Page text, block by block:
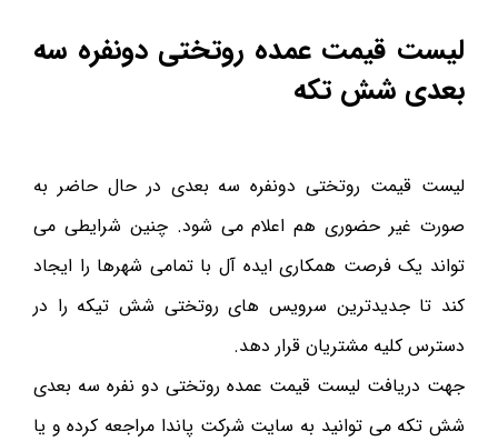
لیست قیمت عمده روتختی دونفره سه
بعدی شش تکه
لیست قیمت روتختی دونفره سه بعدی در حال حاضر به
صورت غیر حضوری هم اعلام می شود. چنین شرایطی می
تواند یک فرصت همکاری ایده آل با تمامی شهرها را ایجاد
کند تا جدیدترین سرویس های روتختی شش تیکه را در
دسترس کلیه مشتریان قرار دهد.
جهت دریافت لیست قیمت عمده روتختی دو نفره سه بعدی
شش تکه می توانید به سایت شرکت پاندا مراجعه کرده و یا